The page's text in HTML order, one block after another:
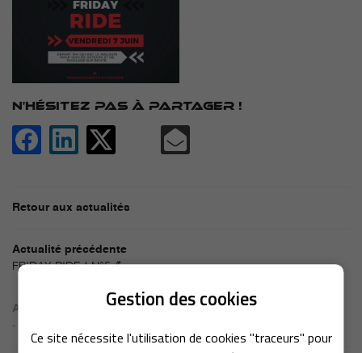
Gestion des cookies
Ce site nécessite l'utilisation de cookies "traceurs" pour
ACCUEIL
à l'adresse email indiqué ci-dessus. Vous pouvez vous désinscrire à tout moment
en utilisant
le formulaire de désinscription
INSCRIPTION
N'HÉSITEZ PAS À PARTAGER !
Retour aux actualités
Actualité précédente
FRIDAY RIDE ! N°5 💪
Actualité suivante
-